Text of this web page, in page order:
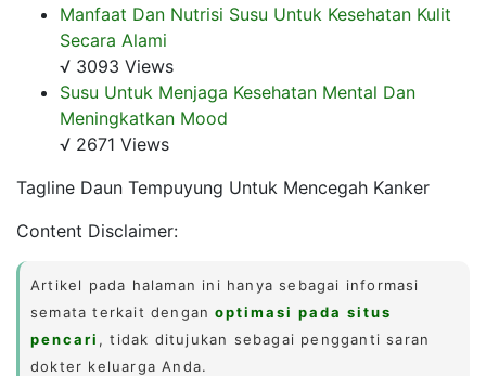
Manfaat Dan Nutrisi Susu Untuk Kesehatan Kulit
Secara Alami
√ 3093 Views
Susu Untuk Menjaga Kesehatan Mental Dan
Meningkatkan Mood
√ 2671 Views
Tagline Daun Tempuyung Untuk Mencegah Kanker
Content Disclaimer:
Artikel pada halaman ini hanya sebagai informasi
semata terkait denganoptimasi pada situs
pencari , tidak ditujukan sebagai pengganti saran
dokter keluarga Anda.